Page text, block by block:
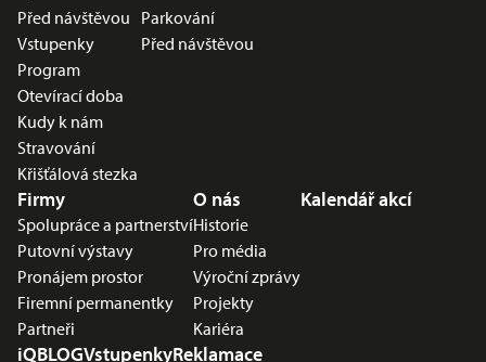
Před návštěvou
Vstupenky
Program
Otevírací doba
Kudy k nám
Stravování
Křišťálová stezka
Parkování
Před návštěvou
Firmy
Spolupráce a partnerství
Putovní výstavy
Pronájem prostor
Firemní permanentky
Partneři
O nás
Historie
Pro média
Výroční zprávy
Projekty
Kariéra
Kalendář akcí
iQBLOGVstupenkyReklamace